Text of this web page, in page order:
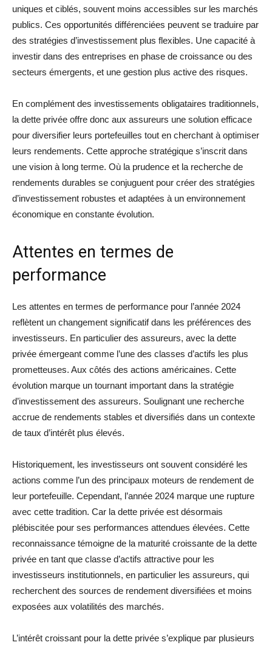
uniques et ciblés, souvent moins accessibles sur les marchés
publics. Ces opportunités différenciées peuvent se traduire par
des stratégies d’investissement plus flexibles. Une capacité à
investir dans des entreprises en phase de croissance ou des
secteurs émergents, et une gestion plus active des risques.
En complément des investissements obligataires traditionnels,
la dette privée offre donc aux assureurs une solution efficace
pour diversifier leurs portefeuilles tout en cherchant à optimiser
leurs rendements. Cette approche stratégique s’inscrit dans
une vision à long terme. Où la prudence et la recherche de
rendements durables se conjuguent pour créer des stratégies
d’investissement robustes et adaptées à un environnement
économique en constante évolution.
Attentes en termes de
performance
Les attentes en termes de performance pour l’année 2024
reflètent un changement significatif dans les préférences des
investisseurs. En particulier des assureurs, avec la dette
privée émergeant comme l’une des classes d’actifs les plus
prometteuses. Aux côtés des actions américaines. Cette
évolution marque un tournant important dans la stratégie
d’investissement des assureurs. Soulignant une recherche
accrue de rendements stables et diversifiés dans un contexte
de taux d’intérêt plus élevés.
Historiquement, les investisseurs ont souvent considéré les
actions comme l’un des principaux moteurs de rendement de
leur portefeuille. Cependant, l’année 2024 marque une rupture
avec cette tradition. Car la dette privée est désormais
plébiscitée pour ses performances attendues élevées. Cette
reconnaissance témoigne de la maturité croissante de la dette
privée en tant que classe d’actifs attractive pour les
investisseurs institutionnels, en particulier les assureurs, qui
recherchent des sources de rendement diversifiées et moins
exposées aux volatilités des marchés.
L’intérêt croissant pour la dette privée s’explique par plusieurs